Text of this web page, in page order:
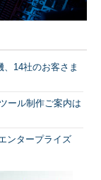
14社のお客さま
ール制作ご案内は
ンタープライズ